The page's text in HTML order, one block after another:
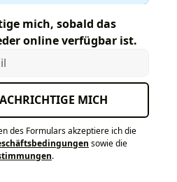
mich, sobald das
online verfügbar ist.
MICH
des Formulars akzeptiere ich die
sowie die
.